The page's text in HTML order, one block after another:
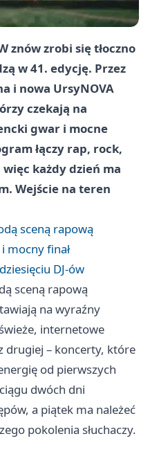
znów zrobi się tłoczno
w 41. edycję. Przez
i nowa UrsyNOVA
czekają na
gwar i mocne
łączy rap, rock,
każdy dzień ma
Wejście na teren
sceną rapową
mocny finał
DJ-ów
sceną rapową
na wyraźny
internetowe
drugiej – koncerty, które
od pierwszych
dwóch dni
a piątek ma należeć
pokolenia słuchaczy.